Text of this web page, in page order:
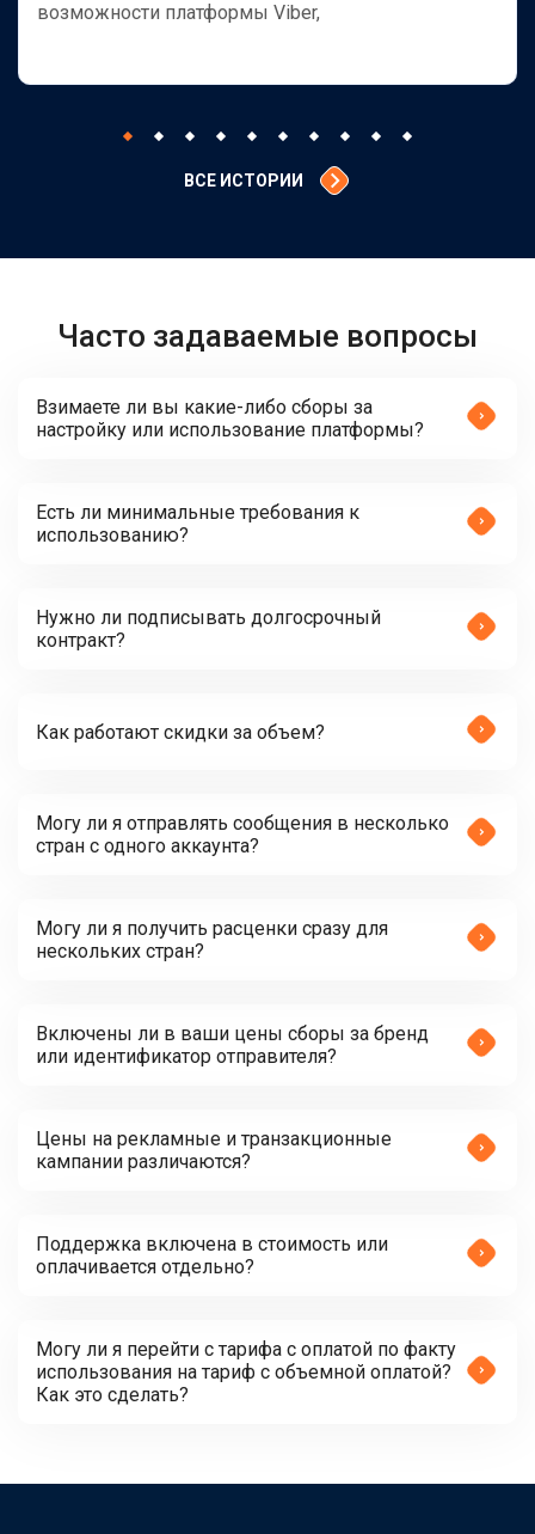
возможности платформы Viber,
ВСЕ ИСТОРИИ
Часто задаваемые вопросы
Взимаете ли вы какие-либо сборы за
настройку или использование платформы?
Есть ли минимальные требования к
использованию?
Нужно ли подписывать долгосрочный
контракт?
Как работают скидки за объем?
Могу ли я отправлять сообщения в несколько
стран с одного аккаунта?
Могу ли я получить расценки сразу для
нескольких стран?
Включены ли в ваши цены сборы за бренд
или идентификатор отправителя?
Цены на рекламные и транзакционные
кампании различаются?
Поддержка включена в стоимость или
оплачивается отдельно?
Могу ли я перейти с тарифа с оплатой по факту
использования на тариф с объемной оплатой?
Как это сделать?